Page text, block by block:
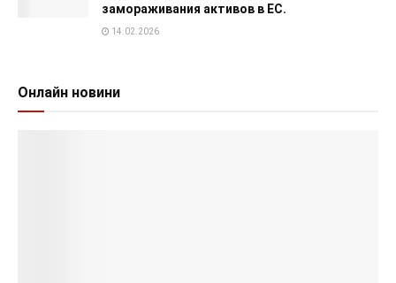
замораживания активов в ЕС.
14.02.2026
Онлайн новини